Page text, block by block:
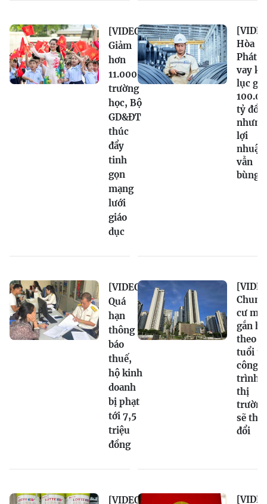
[VIDEO]
Giảm
hơn
11.000
trường
học, Bộ
GD&ĐT
thúc
đẩy
tinh
gọn
mạng
lưới
giáo
dục
Hòa
Phát
vay kỷ
lục
tỷ
nhưng
lợi
nhuận
vẫn
bùng
[VIDEO]
Quá
hạn
thông
báo
thuế,
hộ kinh
doanh
bị phạt
tới 7,5
triệu
đồng
Chung
cư mới
gắn
theo
tuổi
công
trình,
thị
trường
sẽ
đổi
[VIDEO]